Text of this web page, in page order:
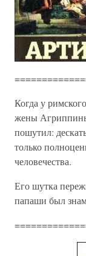
Когда у
жены
пошутил:
только
человечества.
Его шутка
папаши был